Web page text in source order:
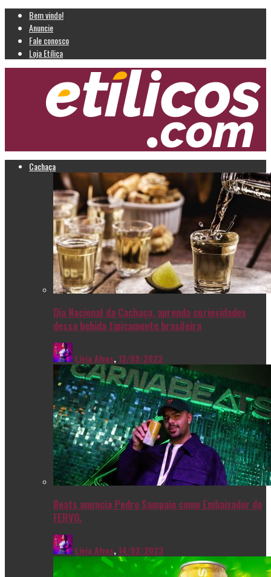
Bem vindo!
Anuncie
Fale conosco
Loja Etílica
Cachaça
Dia Nacional da Cachaça, aprenda curiosidades
dessa bebida tipicamente brasileira
Livia Alves,13/09/2023
Beats anuncia Pedro Sampaio como Embaixador do
FERVO.
Livia Alves,14/02/2023